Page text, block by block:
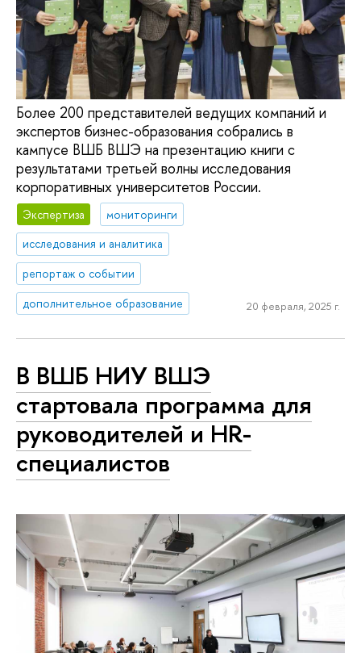
Более 200 представителей ведущих компаний и
экспертов бизнес-образования собрались в
кампусе ВШБ ВШЭ на презентацию книги с
результатами третьей волны исследования
корпоративных университетов России.
Экспертиза
мониторинги
исследования и аналитика
репортаж о событии
дополнительное образование
20 февраля, 2025 г.
В ВШБ НИУ ВШЭ
стартовала программа для
руководителей и HR-
специалистов